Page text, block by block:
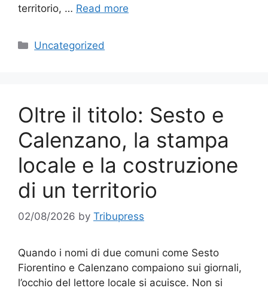
territorio, … Read more
Categories
Uncategorized
Oltre il titolo: Sesto e
Calenzano, la stampa
locale e la costruzione
di un territorio
02/08/2026 by Tribupress
Quando i nomi di due comuni come Sesto
Fiorentino e Calenzano compaiono sui giornali,
l’occhio del lettore locale si acuisce. Non si